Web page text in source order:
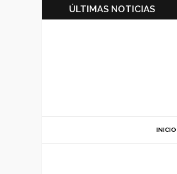
ÚLTIMAS NOTICIAS
INICIO